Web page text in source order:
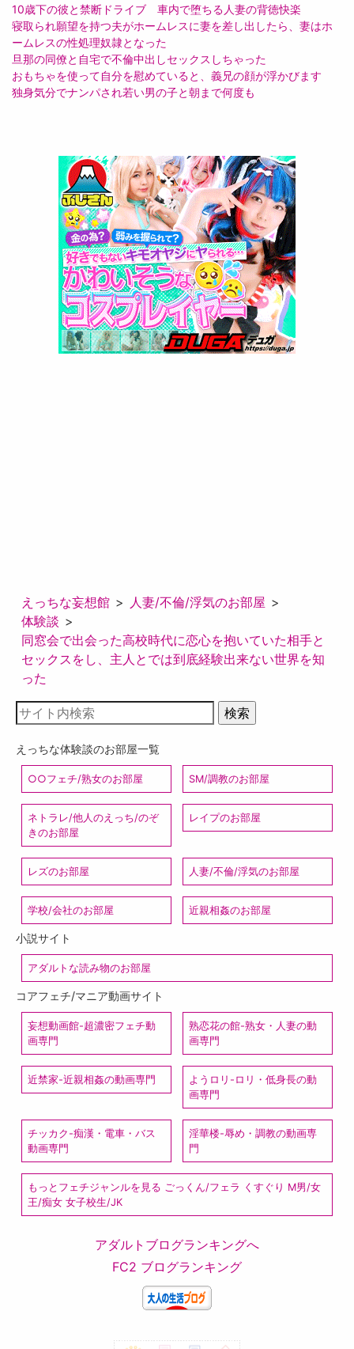
10歳下の彼と禁断ドライブ 車内で堕ちる人妻の背徳快楽
寝取られ願望を持つ夫がホームレスに妻を差し出したら、妻はホ
ームレスの性処理奴隷となった
旦那の同僚と自宅で不倫中出しセックスしちゃった
おもちゃを使って自分を慰めていると、義兄の顔が浮かびます
独身気分でナンパされ若い男の子と朝まで何度も
えっちな妄想館
人妻/不倫/浮気のお部屋
体験談
同窓会で出会った高校時代に恋心を抱いていた相手と
セックスをし、主人とでは到底経験出来ない世界を知
った
えっちな体験談のお部屋一覧
○○フェチ/熟女のお部屋 SM/調教のお部屋
ネトラレ/他人のえっち/のぞ
きのお部屋
レイプのお部屋
レズのお部屋 人妻/不倫/浮気のお部屋
学校/会社のお部屋 近親相姦のお部屋
小説サイト
アダルトな読み物のお部屋
コアフェチ/マニア動画サイト
妄想動画館-超濃密フェチ動
画専門
熟恋花の館-熟女・人妻の動
画専門
近禁家-近親相姦の動画専門
ようロリ-ロリ・低身長の動
画専門
チッカク-痴漢・電車・バス
動画専門
淫華楼-辱め・調教の動画専
門
もっとフェチジャンルを見る ごっくん/フェラ くすぐり M男/女
王/痴女 女子校生/JK
アダルトブログランキングへ
FC2 ブログランキング